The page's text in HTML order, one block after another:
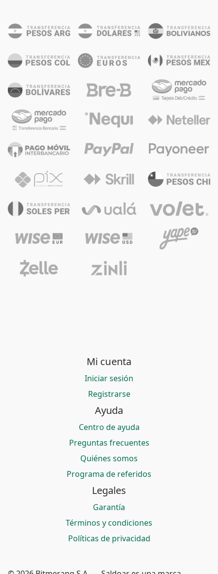
Mi cuenta
Iniciar sesión
Registrarse
Ayuda
Centro de ayuda
Preguntas frecuentes
Quiénes somos
Programa de referidos
Legales
Garantía
Términos y condiciones
Políticas de privacidad